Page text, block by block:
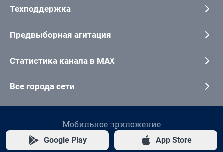
Техподдержка
Предвыборная агитация
Статистика канала в MAX
Все города сети
Мобильное приложение
Google Play App Store